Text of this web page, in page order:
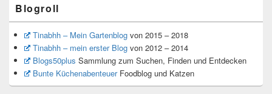
Blogroll
Tinabhh – Mein Gartenblogvon 2015 – 2018
Tinabhh – mein erster Blogvon 2012 – 2014
Blogs50plus Sammlung zum Suchen, Finden und Entdecken
Bunte KüchenabenteuerFoodblog und Katzen